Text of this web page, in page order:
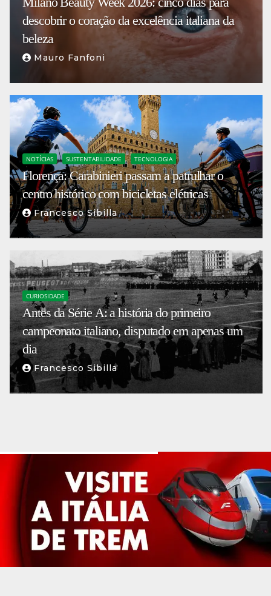
descobrir o coração da excelência italiana da
beleza
Mauro Fanfoni
NOTÍCIAS SUSTENTABILIDADE TECNOLOGIA
Florença: Carabinieri passam a patrulhar o
centro histórico com bicicletas elétricas
Francesco Sibilla
CURIOSIDADE
Antes da Série A: a história do primeiro
campeonato italiano, disputado em apenas um
dia
Francesco Sibilla